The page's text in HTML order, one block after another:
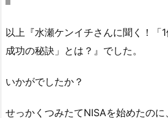
以上『水瀬ケンイチさんに聞く！「
成功の秘訣」とは？』でした。
いかがでしたか？
せっかくつみたてNISAを始めたのに